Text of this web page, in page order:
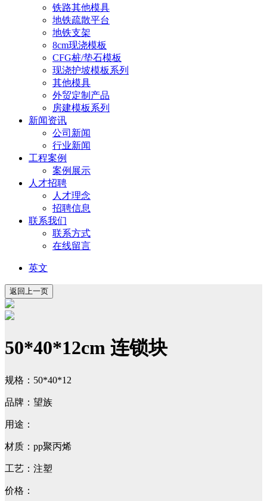
铁路其他模具
地铁疏散平台
地铁支架
8cm现浇模板
CFG桩/垫石模板
现浇护坡模板系列
其他模具
外贸定制产品
房建模板系列
新闻资讯
公司新闻
行业新闻
工程案例
案例展示
人才招聘
人才理念
招聘信息
联系我们
联系方式
在线留言
英文
50*40*12cm 连锁块
规格：50*40*12
品牌：望族
用途：
材质：pp聚丙烯
工艺：注塑
价格：